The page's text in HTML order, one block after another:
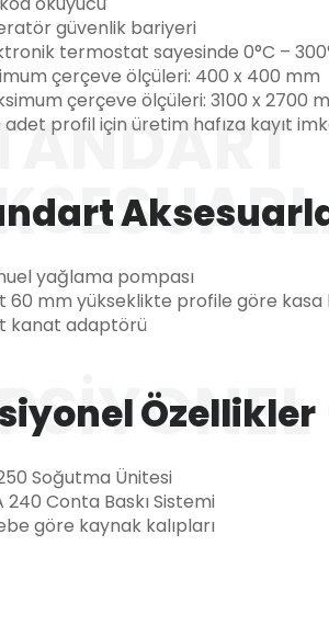
güvenlik bariyeri
termostat sayesinde 0°C –
çerçeve ölçüleri: 400 x 400 mm
çerçeve ölçüleri: 3100 x 2700
adet profil için üretim hafıza kayıt
yağlama pompası
60 mm yükseklikte profile göre kasa
kanat adaptörü
Özellikler
Soğutma Ünitesi
240 Conta Baskı Sistemi
göre kaynak kalıpları